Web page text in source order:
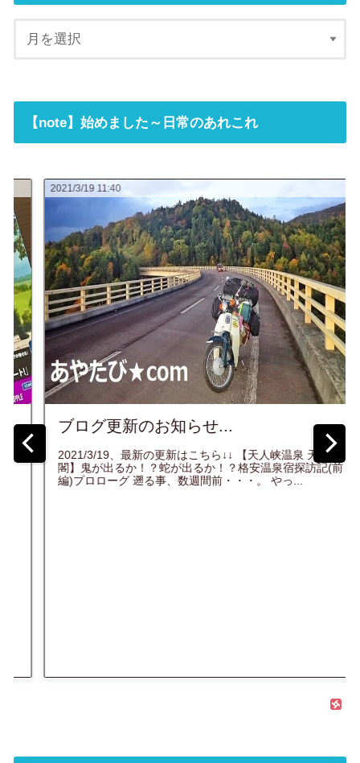
【note】始めました～日常のあれこれ
2021/3/19 11:40
ブログ更新のお知らせ...
2021/3/19、最新の更新はこちら↓↓ 【天人峡温泉 天人
閣】鬼が出るか！？蛇が出るか！？格安温泉宿探訪記(前
編)プロローグ 遡る事、数週間前・・・。 やっ...